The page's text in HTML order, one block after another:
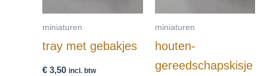
miniaturen
tray met gebakjes
€ 3,50 incl. btw
miniaturen
houten-
gereedschapskisje